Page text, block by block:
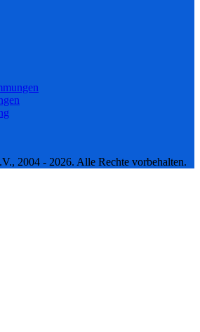
2004 - 2026. Alle Rechte vorbehalten.